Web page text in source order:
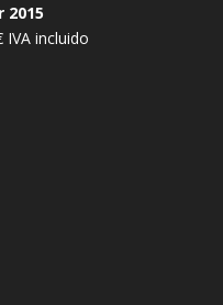
2015
IVA incluido